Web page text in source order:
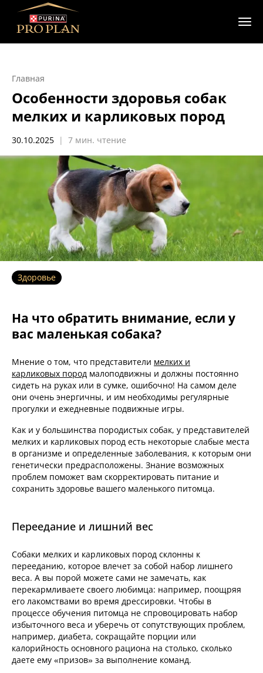
Главная
Особенности здоровья собак
мелких и карликовых пород
30.10.2025 | 7 мин. чтение
Здоровье
На что обратить внимание, если у
вас маленькая собака?
Мнение о том, что представители мелких и
карликовых пород малоподвижны и должны постоянно
сидеть на руках или в сумке, ошибочно! На самом деле
они очень энергичны, и им необходимы регулярные
прогулки и ежедневные подвижные игры.
Как и у большинства породистых собак, у представителей
мелких и карликовых пород есть некоторые слабые места
в организме и определенные заболевания, к которым они
генетически предрасположены. Знание возможных
проблем поможет вам скорректировать питание и
сохранить здоровье вашего маленького питомца.
Переедание и лишний вес
Собаки мелких и карликовых пород склонны к
перееданию, которое влечет за собой набор лишнего
веса. А вы порой можете сами не замечать, как
перекармливаете своего любимца: например, поощряя
его лакомствами во время дрессировки. Чтобы в
процессе обучения питомца не спровоцировать набор
избыточного веса и уберечь от сопутствующих проблем,
например, диабета, сокращайте порции или
калорийность основного рациона на столько, сколько
даете ему «призов» за выполнение команд.